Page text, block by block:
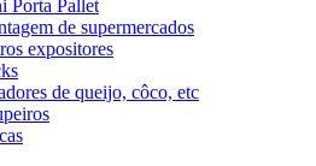
Porta Pallet
de supermercados
expositores
de queijo, côco, etc